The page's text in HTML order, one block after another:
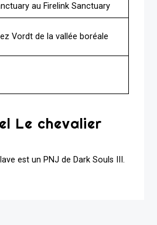
au Firelink Sanctuary
Vordt de la vallée boréale
Le chevalier
est un PNJ de Dark Souls III.